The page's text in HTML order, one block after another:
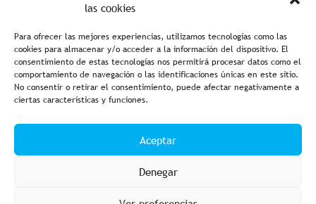
las cookies
Para ofrecer las mejores experiencias, utilizamos tecnologías como las
cookies para almacenar y/o acceder a la información del dispositivo. El
consentimiento de estas tecnologías nos permitirá procesar datos como el
comportamiento de navegación o las identificaciones únicas en este sitio.
No consentir o retirar el consentimiento, puede afectar negativamente a
ciertas características y funciones.
Aceptar
Denegar
Aviso legal y política de privacidad Política de cookies
Condiciones de compra Accesibilidad